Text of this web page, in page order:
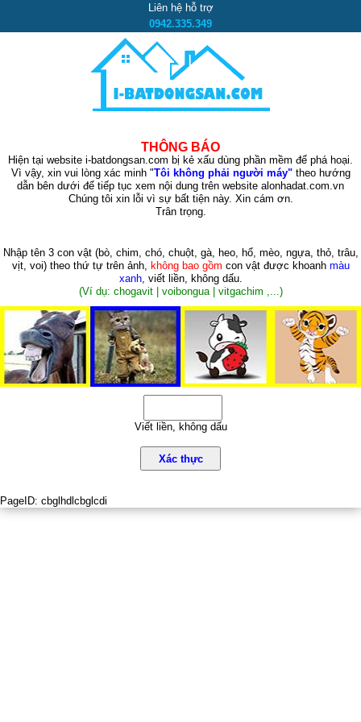
Liên hệ hỗ trợ
0942.335.349
THÔNG BÁO
Hiện tại website i-batdongsan.com bị kẻ xấu dùng phần mềm để phá hoại.
Vì vậy, xin vui lòng xác minh "Tôi không phải người máy"theo hướng
dẫn bên dưới để tiếp tục xem nội dung trên website alonhadat.com.vn
Chúng tôi xin lỗi vì sự bất tiện này. Xin cám ơn.
Trân trọng.
Nhập tên 3 con vật (bò, chim, chó, chuột, gà, heo, hổ, mèo, ngựa, thỏ, trâu,
vịt, voi)theo thứ tự trên ảnh, không bao gồm con vật được khoanh màu
xanh, viết liền, không dấu.
(Ví dụ: chogavit | voibongua | vitgachim ,...)
Viết liền, không dấu
Xác thực
PageID: cbglhdlcbglcdi